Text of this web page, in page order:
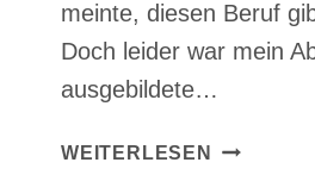
meinte, diesen Beruf
Doch leider war mein
ausgebildete…
WEITERLESEN
10